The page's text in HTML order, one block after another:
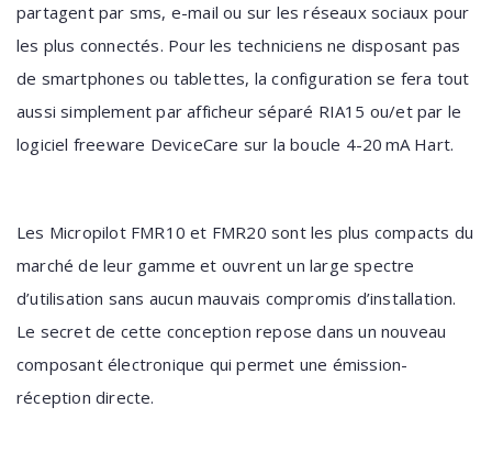
partagent par sms, e-mail ou sur les réseaux sociaux pour
les plus connectés. Pour les techniciens ne disposant pas
de smartphones ou tablettes, la configuration se fera tout
aussi simplement par afficheur séparé RIA15 ou/et par le
logiciel freeware DeviceCare sur la boucle 4-20 mA Hart.
Les Micropilot FMR10 et FMR20 sont les plus compacts du
marché de leur gamme et ouvrent un large spectre
d’utilisation sans aucun mauvais compromis d’installation.
Le secret de cette conception repose dans un nouveau
composant électronique qui permet une émission-
réception directe.